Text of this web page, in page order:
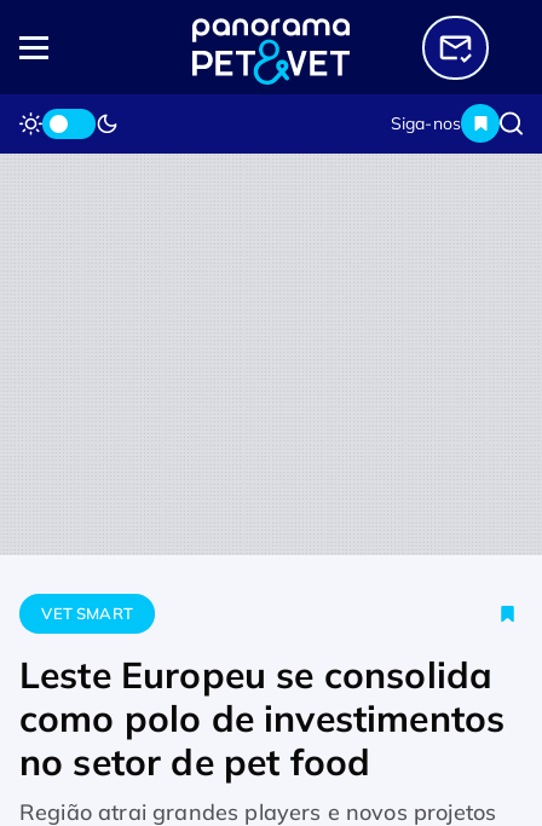
Siga-nos
Home Vet Smart Leste Europeu se consolida como polo de
VET SMART
Leste Europeu se consolida
como polo de investimentos
no setor de pet food
Região atrai grandes players e novos projetos